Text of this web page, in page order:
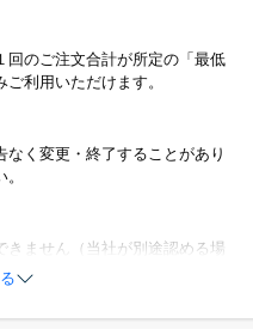
回のご注文合計が所定の「最低
利用いただけます。
く変更・終了することがあり
ません（当社が別途認める場